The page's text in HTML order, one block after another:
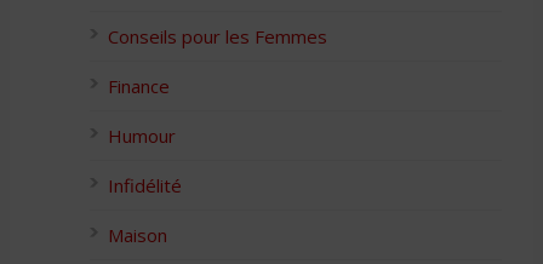
Conseils pour les Femmes
Finance
Humour
Infidélité
Maison